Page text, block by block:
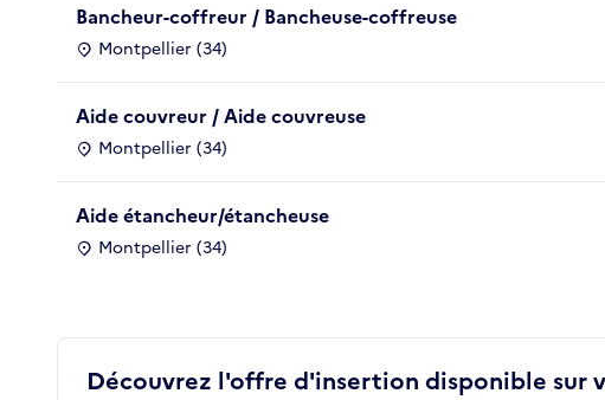
Bancheur-coffreur / Bancheuse-coffreuse
Montpellier (34)
Aide couvreur / Aide couvreuse
Montpellier (34)
Aide étancheur/étancheuse
Montpellier (34)
Découvrez l'offre d'insertion disponible sur